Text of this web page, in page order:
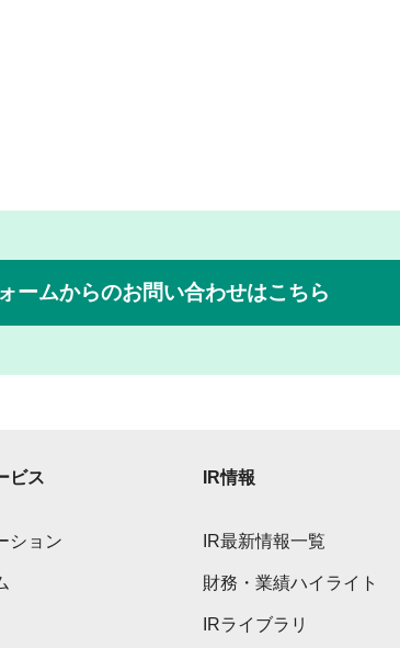
ームからのお問い合わせはこちら
ビス
ション
IR情報
IR最新情報一覧
財務・業績ハイライト
IRライブラリ